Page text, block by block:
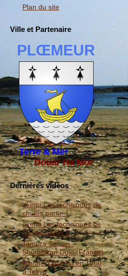
Plan du site
Ville et Partenaire
PLŒMEUR
Terre & Mer
Douar Ha Mor
Dernières vidéos
ukemi Les techniques de
chutes partie 1
ukemi Les techniques de
chutes partie 2
Tamura Sensei -
Shumeikan Dojo (France)
Morihei Ueshiba en 1960
à Tokyo